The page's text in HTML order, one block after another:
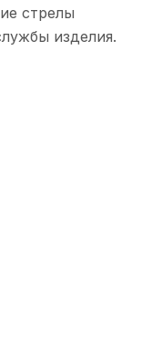
стрелы
изделия.